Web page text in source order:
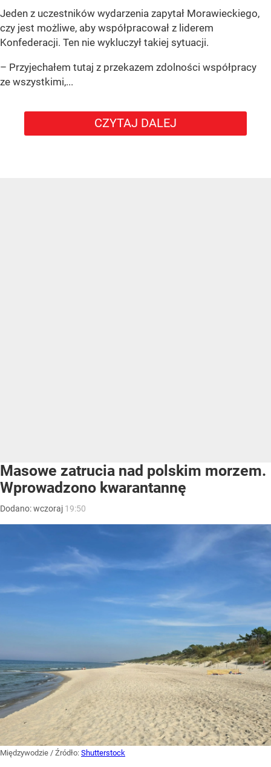
Jeden z uczestników wydarzenia zapytał Morawieckiego,
czy jest możliwe, aby współpracował z liderem
Konfederacji. Ten nie wykluczył takiej sytuacji.
– Przyjechałem tutaj z przekazem zdolności współpracy
ze wszystkimi,...
CZYTAJ DALEJ
Masowe zatrucia nad polskim morzem.
Wprowadzono kwarantannę
Dodano:wczoraj 19:50
Międzywodzie / Źródło: Shutterstock